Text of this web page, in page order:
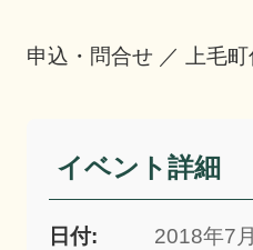
申込・問合せ ／ 上毛
イベント詳細
日付: 2018年7